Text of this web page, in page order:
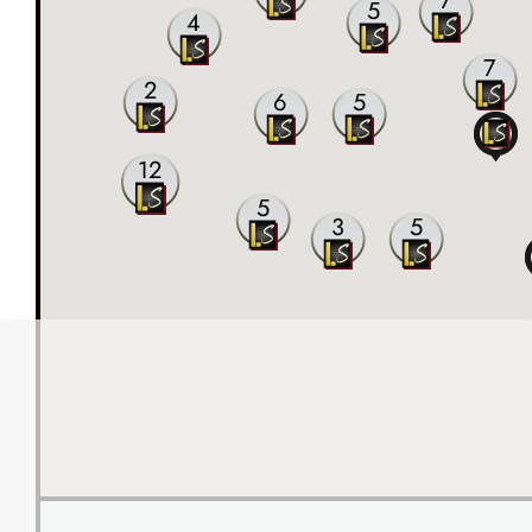
12
5
3
5
7
4
5
5
6
2